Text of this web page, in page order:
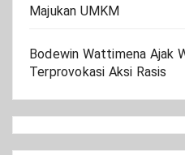
Majukan UMKM
Bodewin Wattimena Ajak
Terprovokasi Aksi Rasis